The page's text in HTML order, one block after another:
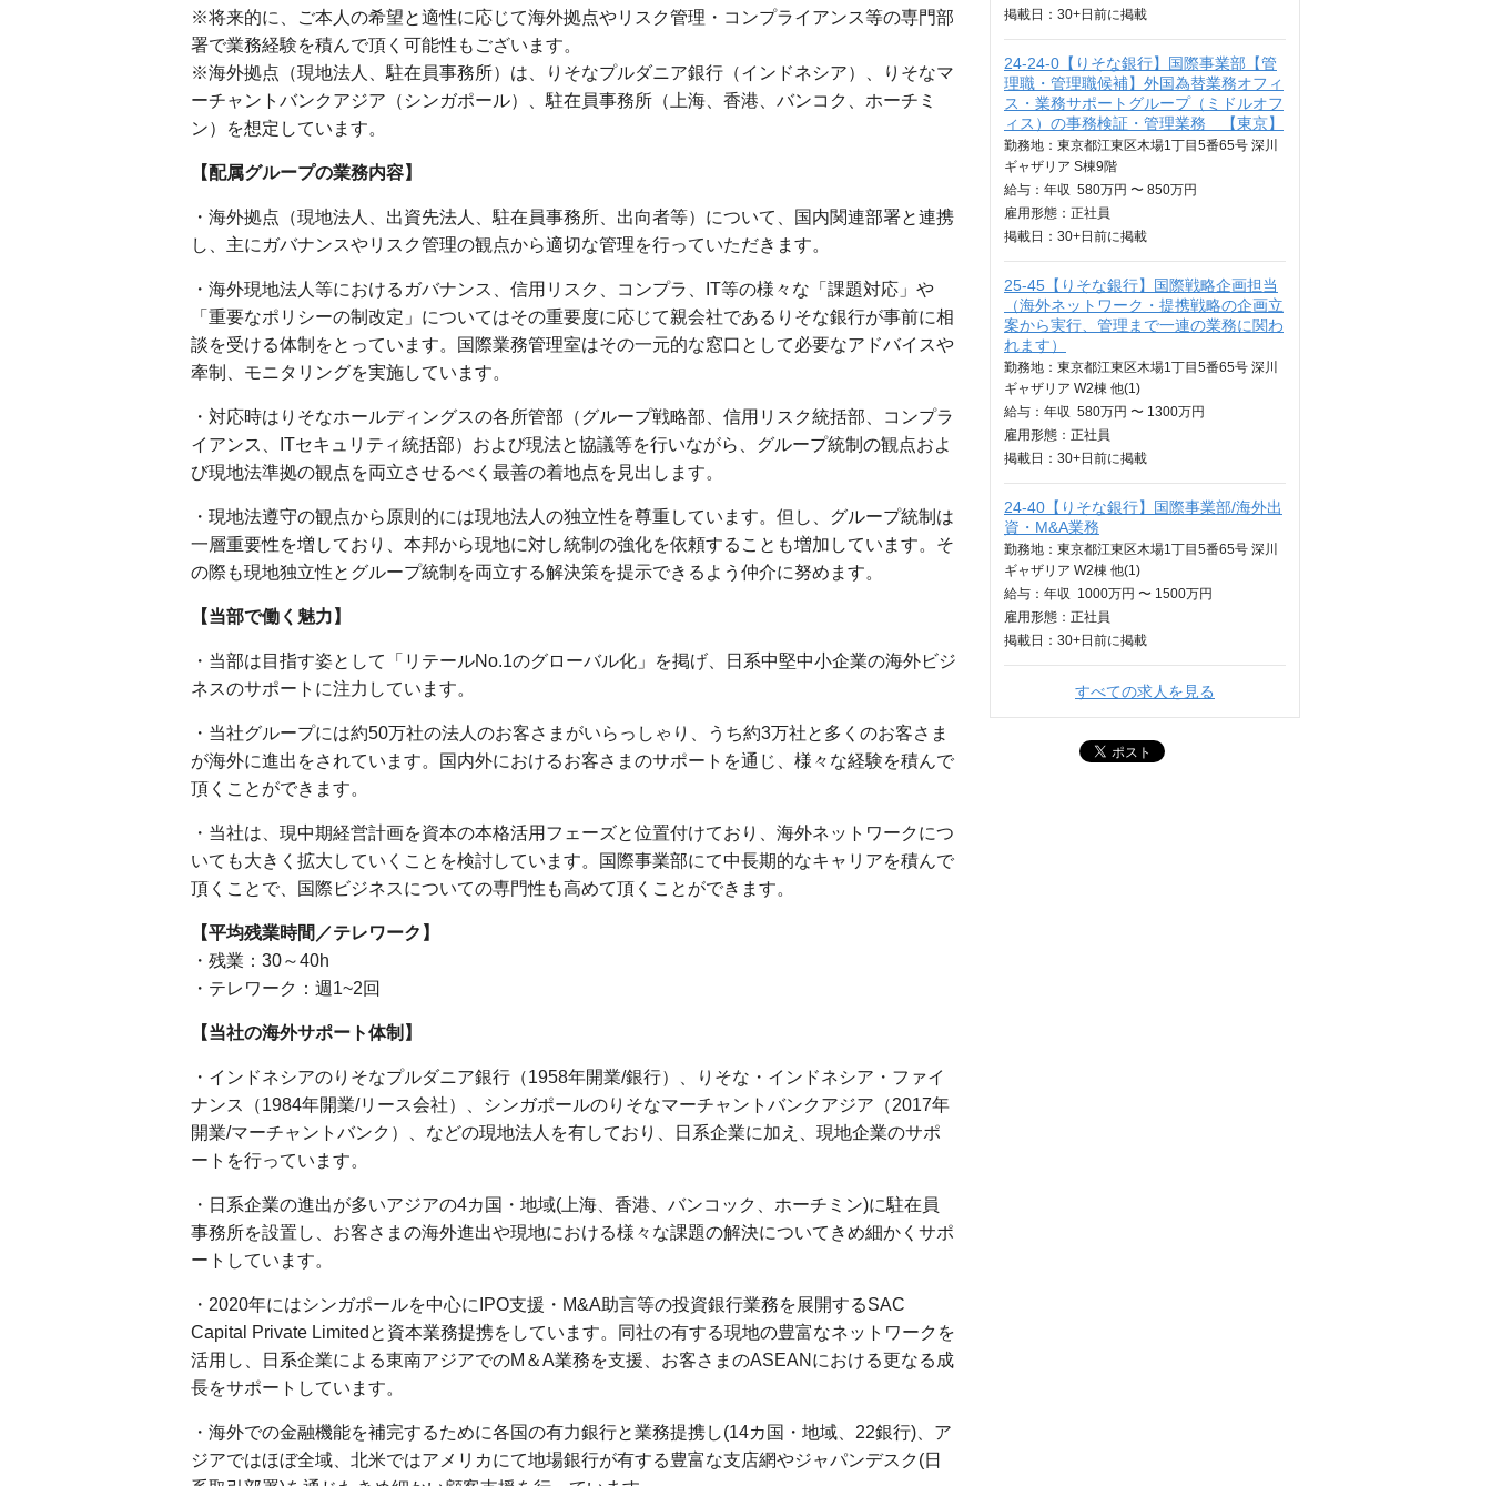
※将来的に、ご本人の希望と適性に応じて海外拠点やリスク管理・コンプライアンス等の専門部
署で業務経験を積んで頂く可能性もございます。
※海外拠点（現地法人、駐在員事務所）は、りそなプルダニア銀行（インドネシア）、りそなマ
ーチャントバンクアジア（シンガポール）、駐在員事務所（上海、香港、バンコク、ホーチミ
ン）を想定しています。
【配属グループの業務内容】
・海外拠点（現地法人、出資先法人、駐在員事務所、出向者等）について、国内関連部署と連携
し、主にガバナンスやリスク管理の観点から適切な管理を行っていただきます。
・海外現地法人等におけるガバナンス、信用リスク、コンプラ、IT等の様々な「課題対応」や
「重要なポリシーの制改定」についてはその重要度に応じて親会社であるりそな銀行が事前に相
談を受ける体制をとっています。国際業務管理室はその一元的な窓口として必要なアドバイスや
牽制、モニタリングを実施しています。
・対応時はりそなホールディングスの各所管部（グループ戦略部、信用リスク統括部、コンプラ
イアンス、ITセキュリティ統括部）および現法と協議等を行いながら、グループ統制の観点およ
び現地法準拠の観点を両立させるべく最善の着地点を見出します。
・現地法遵守の観点から原則的には現地法人の独立性を尊重しています。但し、グループ統制は
一層重要性を増しており、本邦から現地に対し統制の強化を依頼することも増加しています。そ
の際も現地独立性とグループ統制を両立する解決策を提示できるよう仲介に努めます。
【当部で働く魅力】
・当部は目指す姿として「リテールNo.1のグローバル化」を掲げ、日系中堅中小企業の海外ビジ
ネスのサポートに注力しています。
・当社グループには約50万社の法人のお客さまがいらっしゃり、うち約3万社と多くのお客さま
が海外に進出をされています。国内外におけるお客さまのサポートを通じ、様々な経験を積んで
頂くことができます。
・当社は、現中期経営計画を資本の本格活用フェーズと位置付けており、海外ネットワークにつ
いても大きく拡大していくことを検討しています。国際事業部にて中長期的なキャリアを積んで
頂くことで、国際ビジネスについての専門性も高めて頂くことができます。
【平均残業時間／テレワーク】
・残業：30～40h
・テレワーク：週1~2回
【当社の海外サポート体制】
・インドネシアのりそなプルダニア銀行（1958年開業/銀行）、りそな・インドネシア・ファイ
ナンス（1984年開業/リース会社）、シンガポールのりそなマーチャントバンクアジア（2017年
開業/マーチャントバンク）、などの現地法人を有しており、日系企業に加え、現地企業のサポ
ートを行っています。
・日系企業の進出が多いアジアの4カ国・地域(上海、香港、バンコック、ホーチミン)に駐在員
事務所を設置し、お客さまの海外進出や現地における様々な課題の解決についてきめ細かくサポ
ートしています。
・2020年にはシンガポールを中心にIPO支援・M&A助言等の投資銀行業務を展開するSAC
Capital Private Limitedと資本業務提携をしています。同社の有する現地の豊富なネットワークを
活用し、日系企業による東南アジアでのM＆A業務を支援、お客さまのASEANにおける更なる成
長をサポートしています。
・海外での金融機能を補完するために各国の有力銀行と業務提携し(14カ国・地域、22銀行)、ア
ジアではほぼ全域、北米ではアメリカにて地場銀行が有する豊富な支店網やジャパンデスク(日
掲載日： 30+日 前に掲載
24-24-0【りそな銀行】国際事業部【管
理職・管理職候補】外国為替業務オフィ
ス・業務サポートグループ（ミドルオフ
ィス）の事務検証・管理業務 【東京】
勤務地：東京都江東区木場1丁目5番65号 深川
ギャザリア S棟9階
給与： 年収 580万円 〜 850万円
雇用形態：正社員
掲載日： 30+日 前に掲載
25-45【りそな銀行】国際戦略企画担当
（海外ネットワーク・提携戦略の企画立
案から実行、管理まで一連の業務に関わ
れます）
勤務地：東京都江東区木場1丁目5番65号 深川
ギャザリア W2棟 他(1)
給与： 年収 580万円 〜 1300万円
雇用形態：正社員
掲載日： 30+日 前に掲載
24-40【りそな銀行】国際事業部/海外出
資・M&A業務
勤務地：東京都江東区木場1丁目5番65号 深川
ギャザリア W2棟 他(1)
給与： 年収 1000万円 〜 1500万円
雇用形態：正社員
掲載日： 30+日 前に掲載
すべての求人を見る